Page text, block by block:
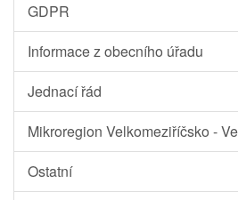
GDPR
Informace z obecního úřadu
Jednací řád
Mikroregion Velkomeziříčsko -
Ostatní